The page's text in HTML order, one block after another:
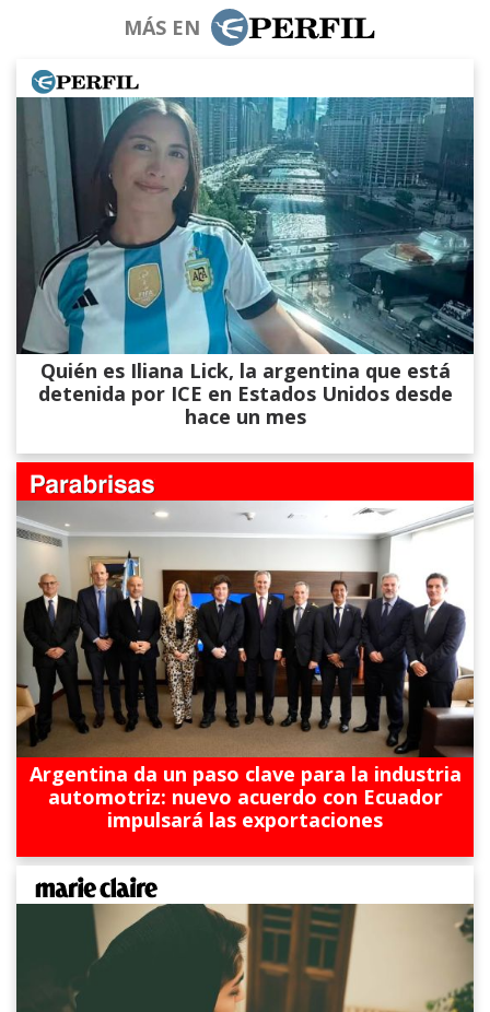
MÁS EN
Quién es Iliana Lick, la argentina que está
detenida por ICE en Estados Unidos desde
hace un mes
Argentina da un paso clave para la industria
automotriz: nuevo acuerdo con Ecuador
impulsará las exportaciones